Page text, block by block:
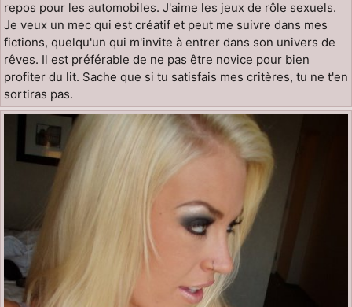
repos pour les automobiles. J'aime les jeux de rôle sexuels.
Je veux un mec qui est créatif et peut me suivre dans mes
fictions, quelqu'un qui m'invite à entrer dans son univers de
rêves. Il est préférable de ne pas être novice pour bien
profiter du lit. Sache que si tu satisfais mes critères, tu ne t'en
sortiras pas.